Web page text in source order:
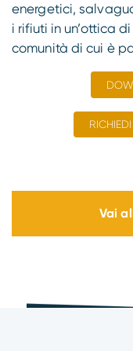
energetici,
i rifiuti in un’ottica
comunità di cui è
Vai